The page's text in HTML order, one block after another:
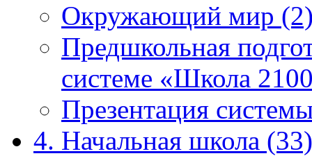
Окружающий мир
Предшкольная
системе «Школа
Презентация
4. Начальная школа (33)